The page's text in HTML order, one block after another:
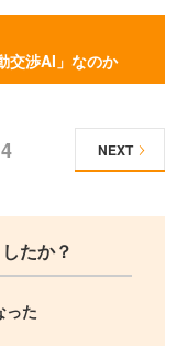
交渉AI」なのか
4 NEXT
たか？
った